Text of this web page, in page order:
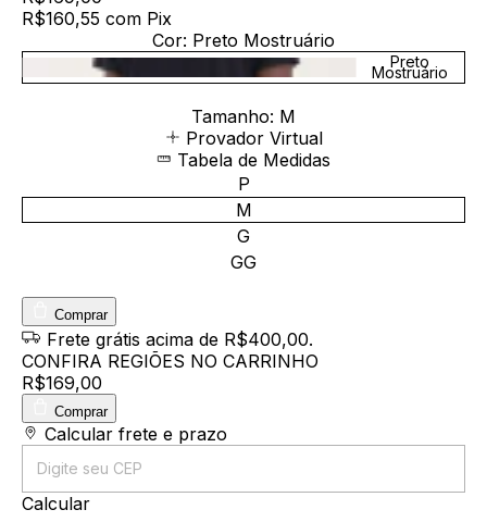
R$160,55 com Pix
Cor: Preto Mostruário
Preto
Mostruário
Tamanho: M
Provador Virtual
Tabela de Medidas
P
M
G
GG
Comprar
Frete grátis acima de R$400,00.
CONFIRA REGIÕES NO CARRINHO
R$169,00
Comprar
Entregas para o CEP:
Calcular frete e prazo
Calcular